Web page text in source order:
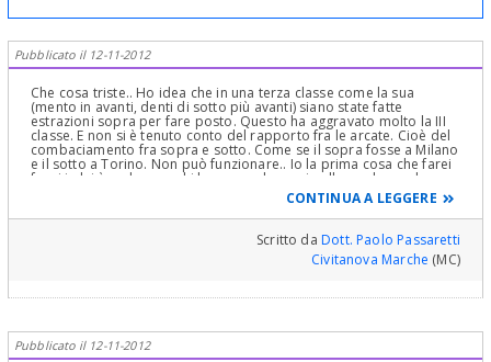
Pubblicato il 12-11-2012
Che cosa triste.. Ho idea che in una terza classe come la sua
(mento in avanti, denti di sotto più avanti) siano state fatte
estrazioni sopra per fare posto. Questo ha aggravato molto la III
classe. E non si è tenuto conto del rapporto fra le arcate. Cioè del
combaciamento fra sopra e sotto. Come se il sopra fosse a Milano
e il sotto a Torino. Non può funzionare.. Io la prima cosa che farei
fossi in lei è vedere se chi ha messo le mani nella sua bocca ha una
laurea e abilitazione o no. La seconda mi rivolgerei al dr. Petti di
Cagliari che è un luminare in questi casi, per vedere cosa fare di
qui in poi. Lo trova fra i dentisti di questo portale..
CONTINUA A LEGGERE
Scritto daDott. Paolo Passaretti
Civitanova Marche (MC)
Pubblicato il 12-11-2012